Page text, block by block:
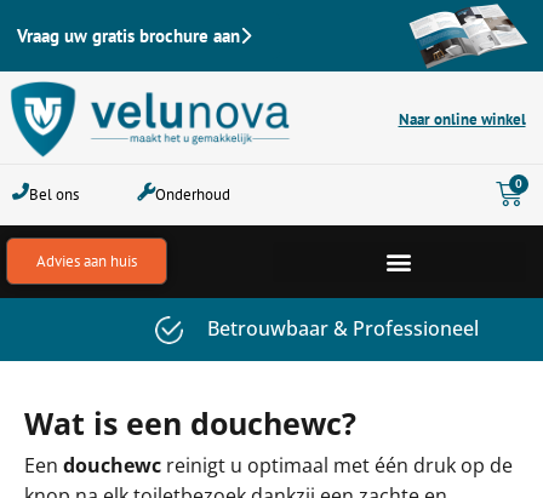
naar
de
inhoud
Vraag uw gratis brochure aan
Naar online winkel
Bel ons Onderhoud
0
Advies aan huis
Kwaliteit & goede service
Wat is een douchewc?
Een douchewc reinigt u optimaal met één druk op de